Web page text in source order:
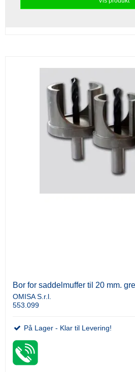
Bor for saddelmuffer til 20 mm.
OMISA S.r.l.
553.099
På Lager - Klar til Levering!